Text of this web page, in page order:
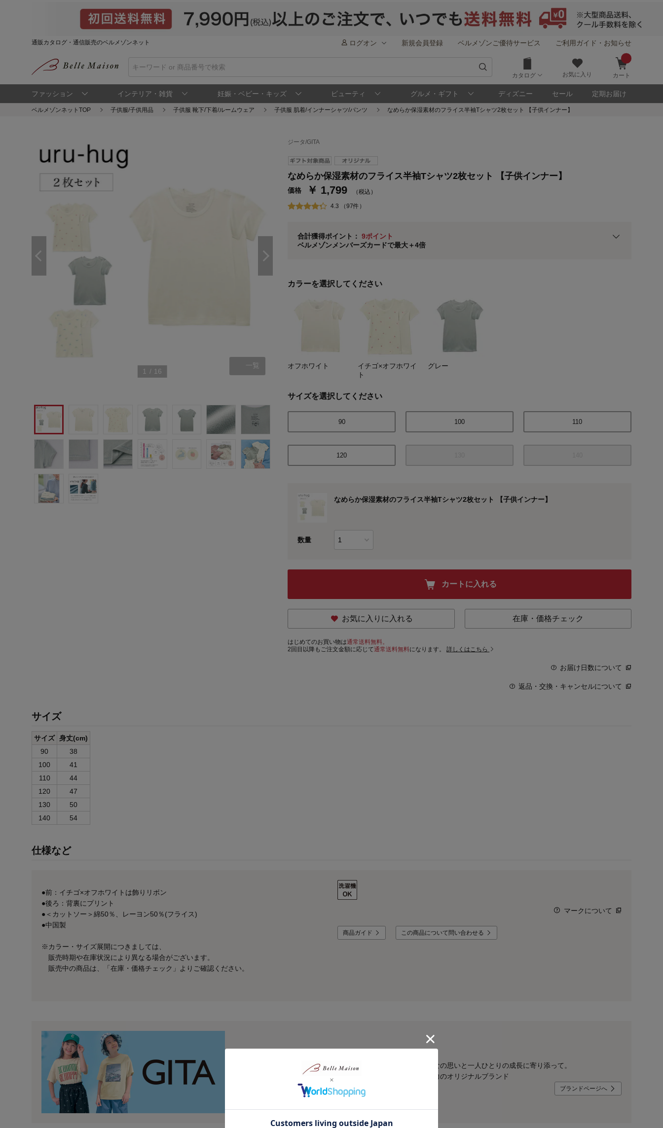
通販カタログ・通信販売のベルメゾンネット ログオン 新規会員登録 ベルメゾンご優待サービス ご利用ガイド・お知らせ
カタログ お気に入り カート
ファッション インテリア・雑貨 妊娠・ベビー・キッズ ビューティ グルメ・ギフト ディズニー セール 定期お届け
ベルメゾンネットTOP 子供服/子供用品 子供服 靴下/下着/ルームウェア 子供服 肌着/インナーシャツ/パンツ なめらか保湿素材のフライス半袖Tシャツ2枚セット 【子供インナー】
1 / 16
一覧
ジータ/GITA
なめらか保湿素材のフライス半袖Tシャツ2枚セット 【子供インナー】
価格 ￥ 1,799 （税込）
4.3 （97件）
合計獲得ポイント：9ポイント
ベルメゾンメンバーズカードで最大＋4倍
ステージが上がれば送料無料・返品引取無料！
さらにポイント還元最大16倍！
ベルメゾンご優待サービスについて
通常商品送料無料 返品引取無料（JCBのみ）
※メンバーズカードの加算ポイントはステージ倍率適用前の基本ポイントに対して適用されます。
カラーを選択してください
オフホワイト
イチゴ×オフホワイ
ト
グレー
サイズを選択してください
90 100 110
120
なめらか保湿素材のフライス半袖Tシャツ2枚セット 【子供インナー】
数量
カートに入れる
お気に入りに入れる 在庫・価格チェック
はじめてのお買い物は通常送料無料。
2回目以降もご注文金額に応じて通常送料無料になります。詳しくはこちら
お届け日数について
返品・交換・キャンセルについて
サイズ
サイズ 身丈(cm)
90
38
100
41
110
44
120
47
130
50
140
54
仕様など
●前：イチゴ×オフホワイトは飾りリボン
●後ろ：背裏にプリント
●＜カットソー＞綿50％、レーヨン50％(フライス)
●中国製
※カラー・サイズ展開につきましては、
販売時期や在庫状況により異なる場合がございます。
販売中の商品は、「在庫・価格チェック」よりご確認ください。
マークについて
商品ガイド この商品について問い合わせる
安心して着せたいママと、毎日気持ちよく着たいコドモ。みんなの思いと一人ひとりの成長に寄り添って。
こだわりの機能と豊富なサイズ、デザインバリエーションが魅力のオリジナルブランド
ブランドページへ